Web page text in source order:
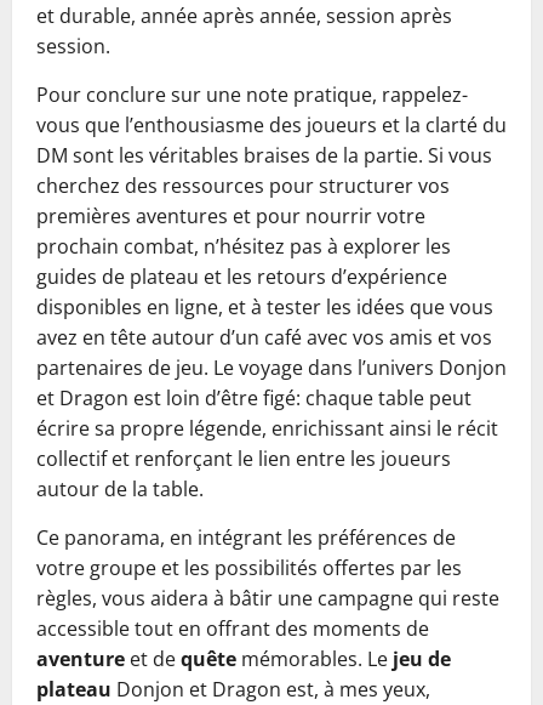
et durable, année après année, session après
session.
Pour conclure sur une note pratique, rappelez-
vous que l’enthousiasme des joueurs et la clarté du
DM sont les véritables braises de la partie. Si vous
cherchez des ressources pour structurer vos
premières aventures et pour nourrir votre
prochain combat, n’hésitez pas à explorer les
guides de plateau et les retours d’expérience
disponibles en ligne, et à tester les idées que vous
avez en tête autour d’un café avec vos amis et vos
partenaires de jeu. Le voyage dans l’univers Donjon
et Dragon est loin d’être figé: chaque table peut
écrire sa propre légende, enrichissant ainsi le récit
collectif et renforçant le lien entre les joueurs
autour de la table.
Ce panorama, en intégrant les préférences de
votre groupe et les possibilités offertes par les
règles, vous aidera à bâtir une campagne qui reste
accessible tout en offrant des moments de
aventure et dequête mémorables. Le jeu de
plateau Donjon et Dragon est, à mes yeux,